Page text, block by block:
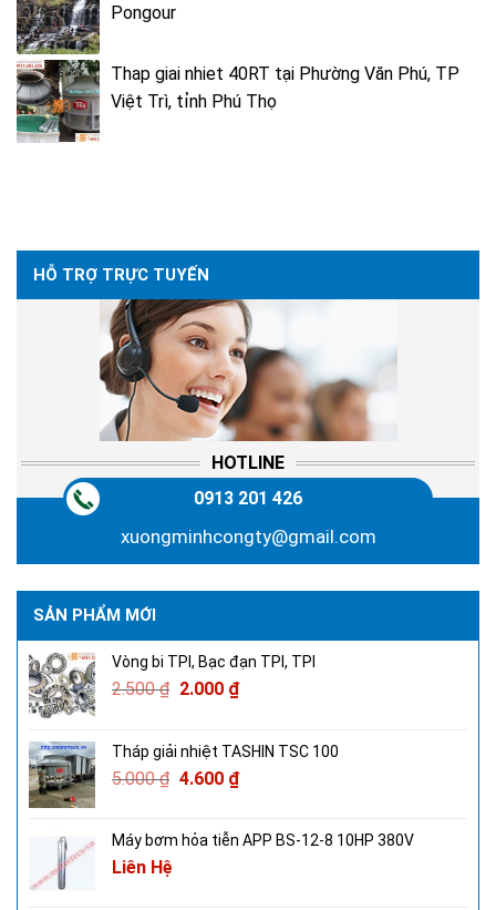
Pongour
Thap giai nhiet 40RT tại Phường Văn Phú, TP
Việt Trì, tỉnh Phú Thọ
HỖ TRỢ TRỰC TUYẾN
HOTLINE
0913 201 426
xuongminhcongty@gmail.com
SẢN PHẨM MỚI
Vòng bi TPI, Bạc đạn TPI, TPI
2.500₫ 2.000 ₫
Tháp giải nhiệt TASHIN TSC 100
5.000₫ 4.600 ₫
Máy bơm hỏa tiễn APP BS-12-8 10HP 380V
Liên Hệ